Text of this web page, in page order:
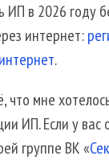
ИП в 2026 году
интернет:
.
что мне
ИП. Если у вас
группе ВК «